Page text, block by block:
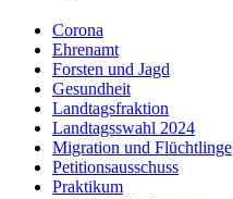
Corona
Ehrenamt
Forsten und Jagd
Gesundheit
Landtagsfraktion
Landtagsswahl 2024
Migration und Flüchtlinge
Petitionsausschuss
Praktikum